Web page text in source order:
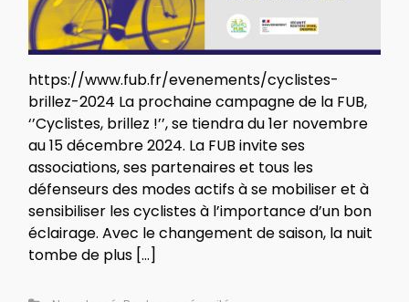
https://www.fub.fr/evenements/cyclistes-
brillez-2024 La prochaine campagne de la FUB,
‘’Cyclistes, brillez !’’, se tiendra du 1er novembre
au 15 décembre 2024. La FUB invite ses
associations, ses partenaires et tous les
défenseurs des modes actifs à se mobiliser et à
sensibiliser les cyclistes à l’importance d’un bon
éclairage. Avec le changement de saison, la nuit
tombe de plus […]